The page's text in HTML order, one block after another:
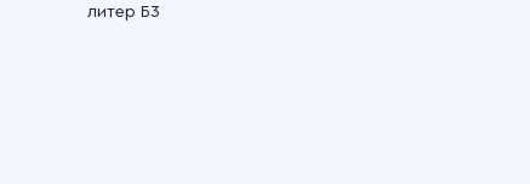
литер Б3